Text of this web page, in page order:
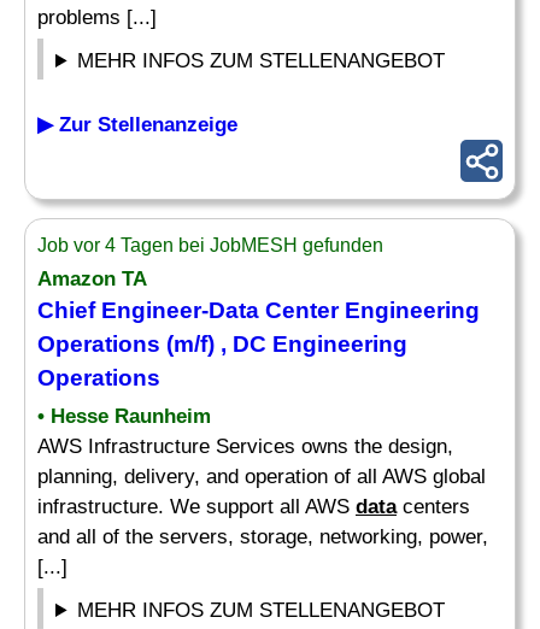
problems [...]
MEHR INFOS ZUM STELLENANGEBOT
▶ Zur Stellenanzeige
Job vor 4 Tagen bei JobMESH gefunden
Amazon TA
Chief Engineer-Data Center Engineering
Operations (m/f) , DC Engineering
Operations
• Hesse Raunheim
AWS Infrastructure Services owns the design,
planning, delivery, and operation of all AWS global
infrastructure. We support all AWS datacenters
and all of the servers, storage, networking, power,
[...]
MEHR INFOS ZUM STELLENANGEBOT